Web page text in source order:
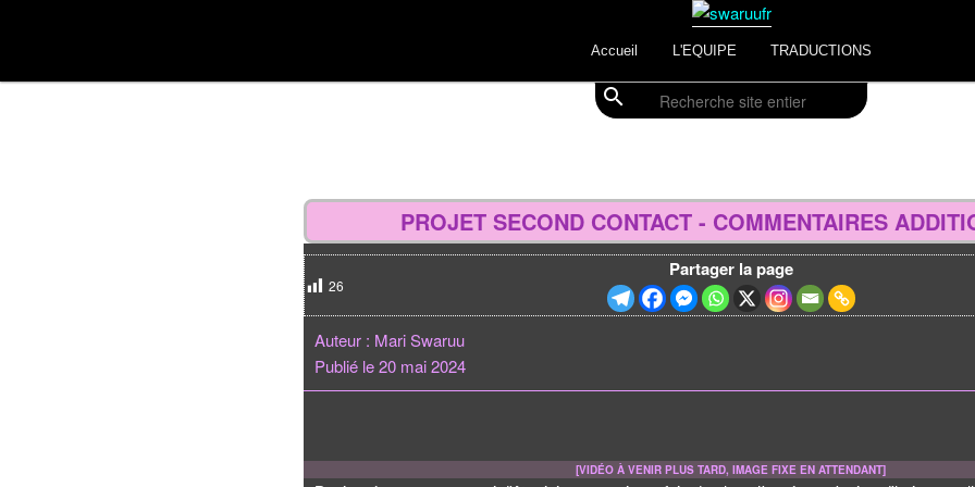
principal
swaruufr search
Accueil L'EQUIPE TRADUCTIONS
PROJET SECOND CONTACT - COMMENTAIRES
26
Partager la page
Auteur : Mari Swaruu
Publié le 20 mai 2024
[VIDÉO À VENIR PLUS TARD, IMAGE FIXE EN ATTENDANT]